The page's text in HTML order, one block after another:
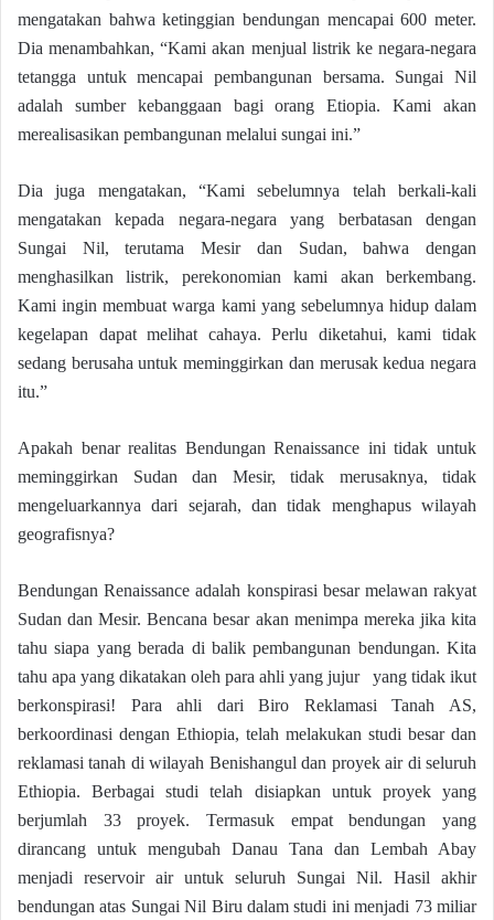
mengatakan bahwa ketinggian bendungan mencapai 600 meter.
Dia menambahkan, “Kami akan menjual listrik ke negara-negara
tetangga untuk mencapai pembangunan bersama. Sungai Nil
adalah sumber kebanggaan bagi orang Etiopia. Kami akan
merealisasikan pembangunan melalui sungai ini.”
Dia juga mengatakan, “Kami sebelumnya telah berkali-kali
mengatakan kepada negara-negara yang berbatasan dengan
Sungai Nil, terutama Mesir dan Sudan, bahwa dengan
menghasilkan listrik, perekonomian kami akan berkembang.
Kami ingin membuat warga kami yang sebelumnya hidup dalam
kegelapan dapat melihat cahaya. Perlu diketahui, kami tidak
sedang berusaha untuk meminggirkan dan merusak kedua negara
itu.”
Apakah benar realitas Bendungan Renaissance ini tidak untuk
meminggirkan Sudan dan Mesir, tidak merusaknya, tidak
mengeluarkannya dari sejarah, dan tidak menghapus wilayah
geografisnya?
Bendungan Renaissance adalah konspirasi besar melawan rakyat
Sudan dan Mesir. Bencana besar akan menimpa mereka jika kita
tahu siapa yang berada di balik pembangunan bendungan. Kita
tahu apa yang dikatakan oleh para ahli yang jujur yang tidak ikut
berkonspirasi! Para ahli dari Biro Reklamasi Tanah AS,
berkoordinasi dengan Ethiopia, telah melakukan studi besar dan
reklamasi tanah di wilayah Benishangul dan proyek air di seluruh
Ethiopia. Berbagai studi telah disiapkan untuk proyek yang
berjumlah 33 proyek. Termasuk empat bendungan yang
dirancang untuk mengubah Danau Tana dan Lembah Abay
menjadi reservoir air untuk seluruh Sungai Nil. Hasil akhir
bendungan atas Sungai Nil Biru dalam studi ini menjadi 73 miliar